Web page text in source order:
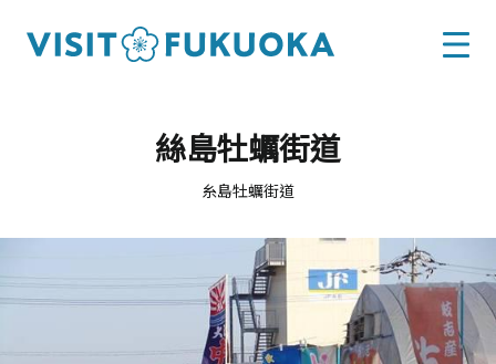
絲島牡蠣街道
糸島牡蠣街道